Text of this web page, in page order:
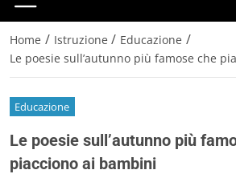
Home / Istruzione / Educazione /
Le poesie sull’autunno più famose che
Educazione
Le poesie sull’autunno più
piacciono ai bambini